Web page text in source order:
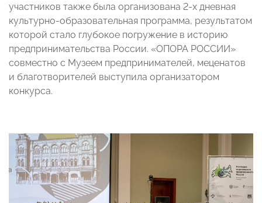
участников также была организована 2-х дневная
культурно-образовательная программа, результатом
которой стало глубокое погружение в историю
предпринимательства России. «ОПОРА РОССИИ»
совместно с Музеем предпринимателей, меценатов
и благотворителей выступила организатором
конкурса.